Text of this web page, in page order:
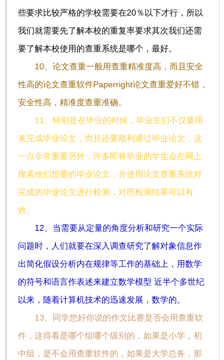
些要求比较严格的学校需要在20％以下才行，所以
我们就需要先了解本校的重复率要求其次我们还需
要了解本校使用的查重系统是哪个，最好。
10、论文查重一般用查重精准度高，而且安全
性高的论文查重软件Paperright论文查重爱好不错，
安全性高，精准度查重准确。
11、特别是在毕业的时候，毕业生们不仅要用
来完成毕业论文，而且还要顺利通过毕业论文，这
一点非常重要另外，许多即将毕业的学生会在网上
搜索他们想要的毕业论文，并使用论文查重系统对
完成的毕业论文进行检测，对照检测结果可以有
效。
12、当需要从定量的角度分析和研究一个实际
问题时，人们就要在深入调查研究了解对象信息作
出简化假设分析内在规律等工作的基础上，用数学
的符号和语言作表述来建立数学模型 近半个多世纪
以来，随着计算机技术的迅速发展，数学的。
13、同学您好你说的作文比赛是否会用查重软
件，这得看是哪个组哪个级别的，如果是小学，初
中组，是不会用查重软件的，如果是大学总务，那